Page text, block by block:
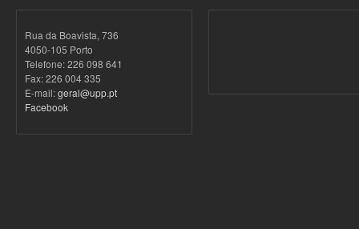
Rua da Boavista, 736
4050-105 Porto
Telefone: 226 098 641
Fax: 226 004 335
E-mail:geral@upp.pt
Facebook